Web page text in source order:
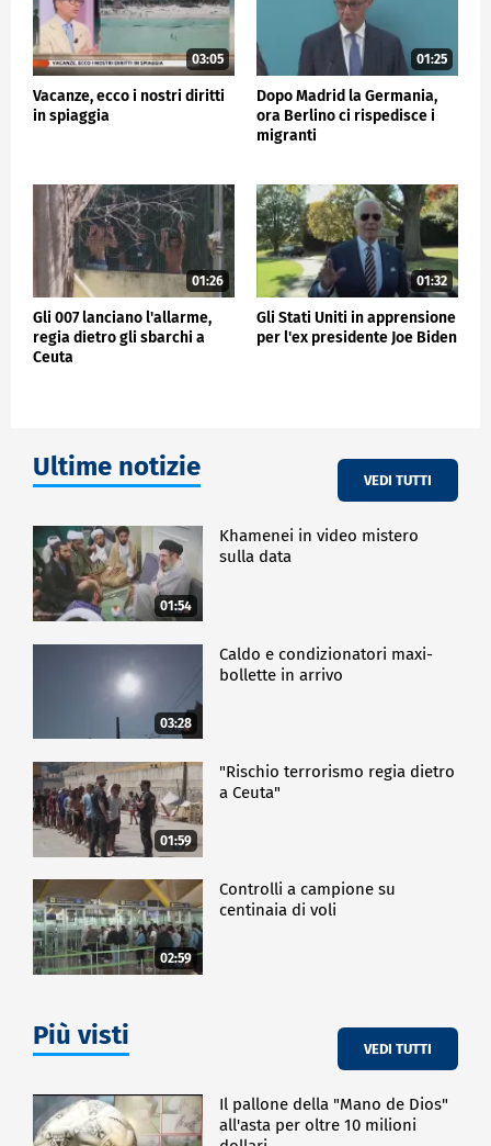
03:05
Vacanze, ecco i nostri diritti
in spiaggia
01:25
Dopo Madrid la Germania,
ora Berlino ci rispedisce i
migranti
01:26
Gli 007 lanciano l'allarme,
regia dietro gli sbarchi a
Ceuta
01:32
Gli Stati Uniti in apprensione
per l'ex presidente Joe Biden
Ultime notizie VEDI TUTTI
01:54
Khamenei in video mistero
sulla data
03:28
Caldo e condizionatori maxi-
bollette in arrivo
01:59
"Rischio terrorismo regia dietro
a Ceuta"
02:59
Controlli a campione su
centinaia di voli
Più visti VEDI TUTTI
Il pallone della "Mano de Dios"
all'asta per oltre 10 milioni